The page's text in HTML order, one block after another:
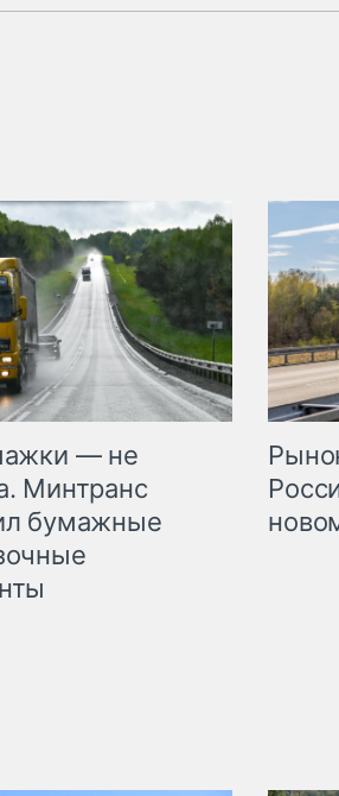
— не
Минтранс
бумажные